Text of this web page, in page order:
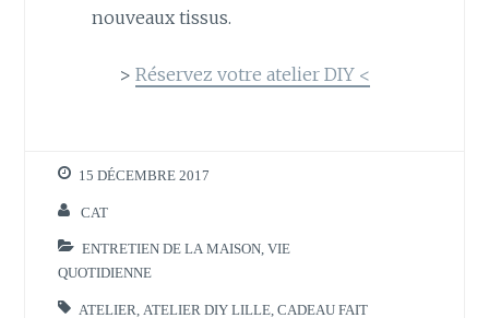
nouveaux tissus.
> Réservez votre atelier DIY <
15 DÉCEMBRE 2017
CAT
ENTRETIEN DE LA MAISON ,VIE
QUOTIDIENNE
ATELIER ATELIER DIY LILLE ,CADEAU FAIT